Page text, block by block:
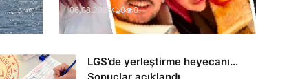
06.08.2026 0 0
LGS’de yerleştirme heyecanı...